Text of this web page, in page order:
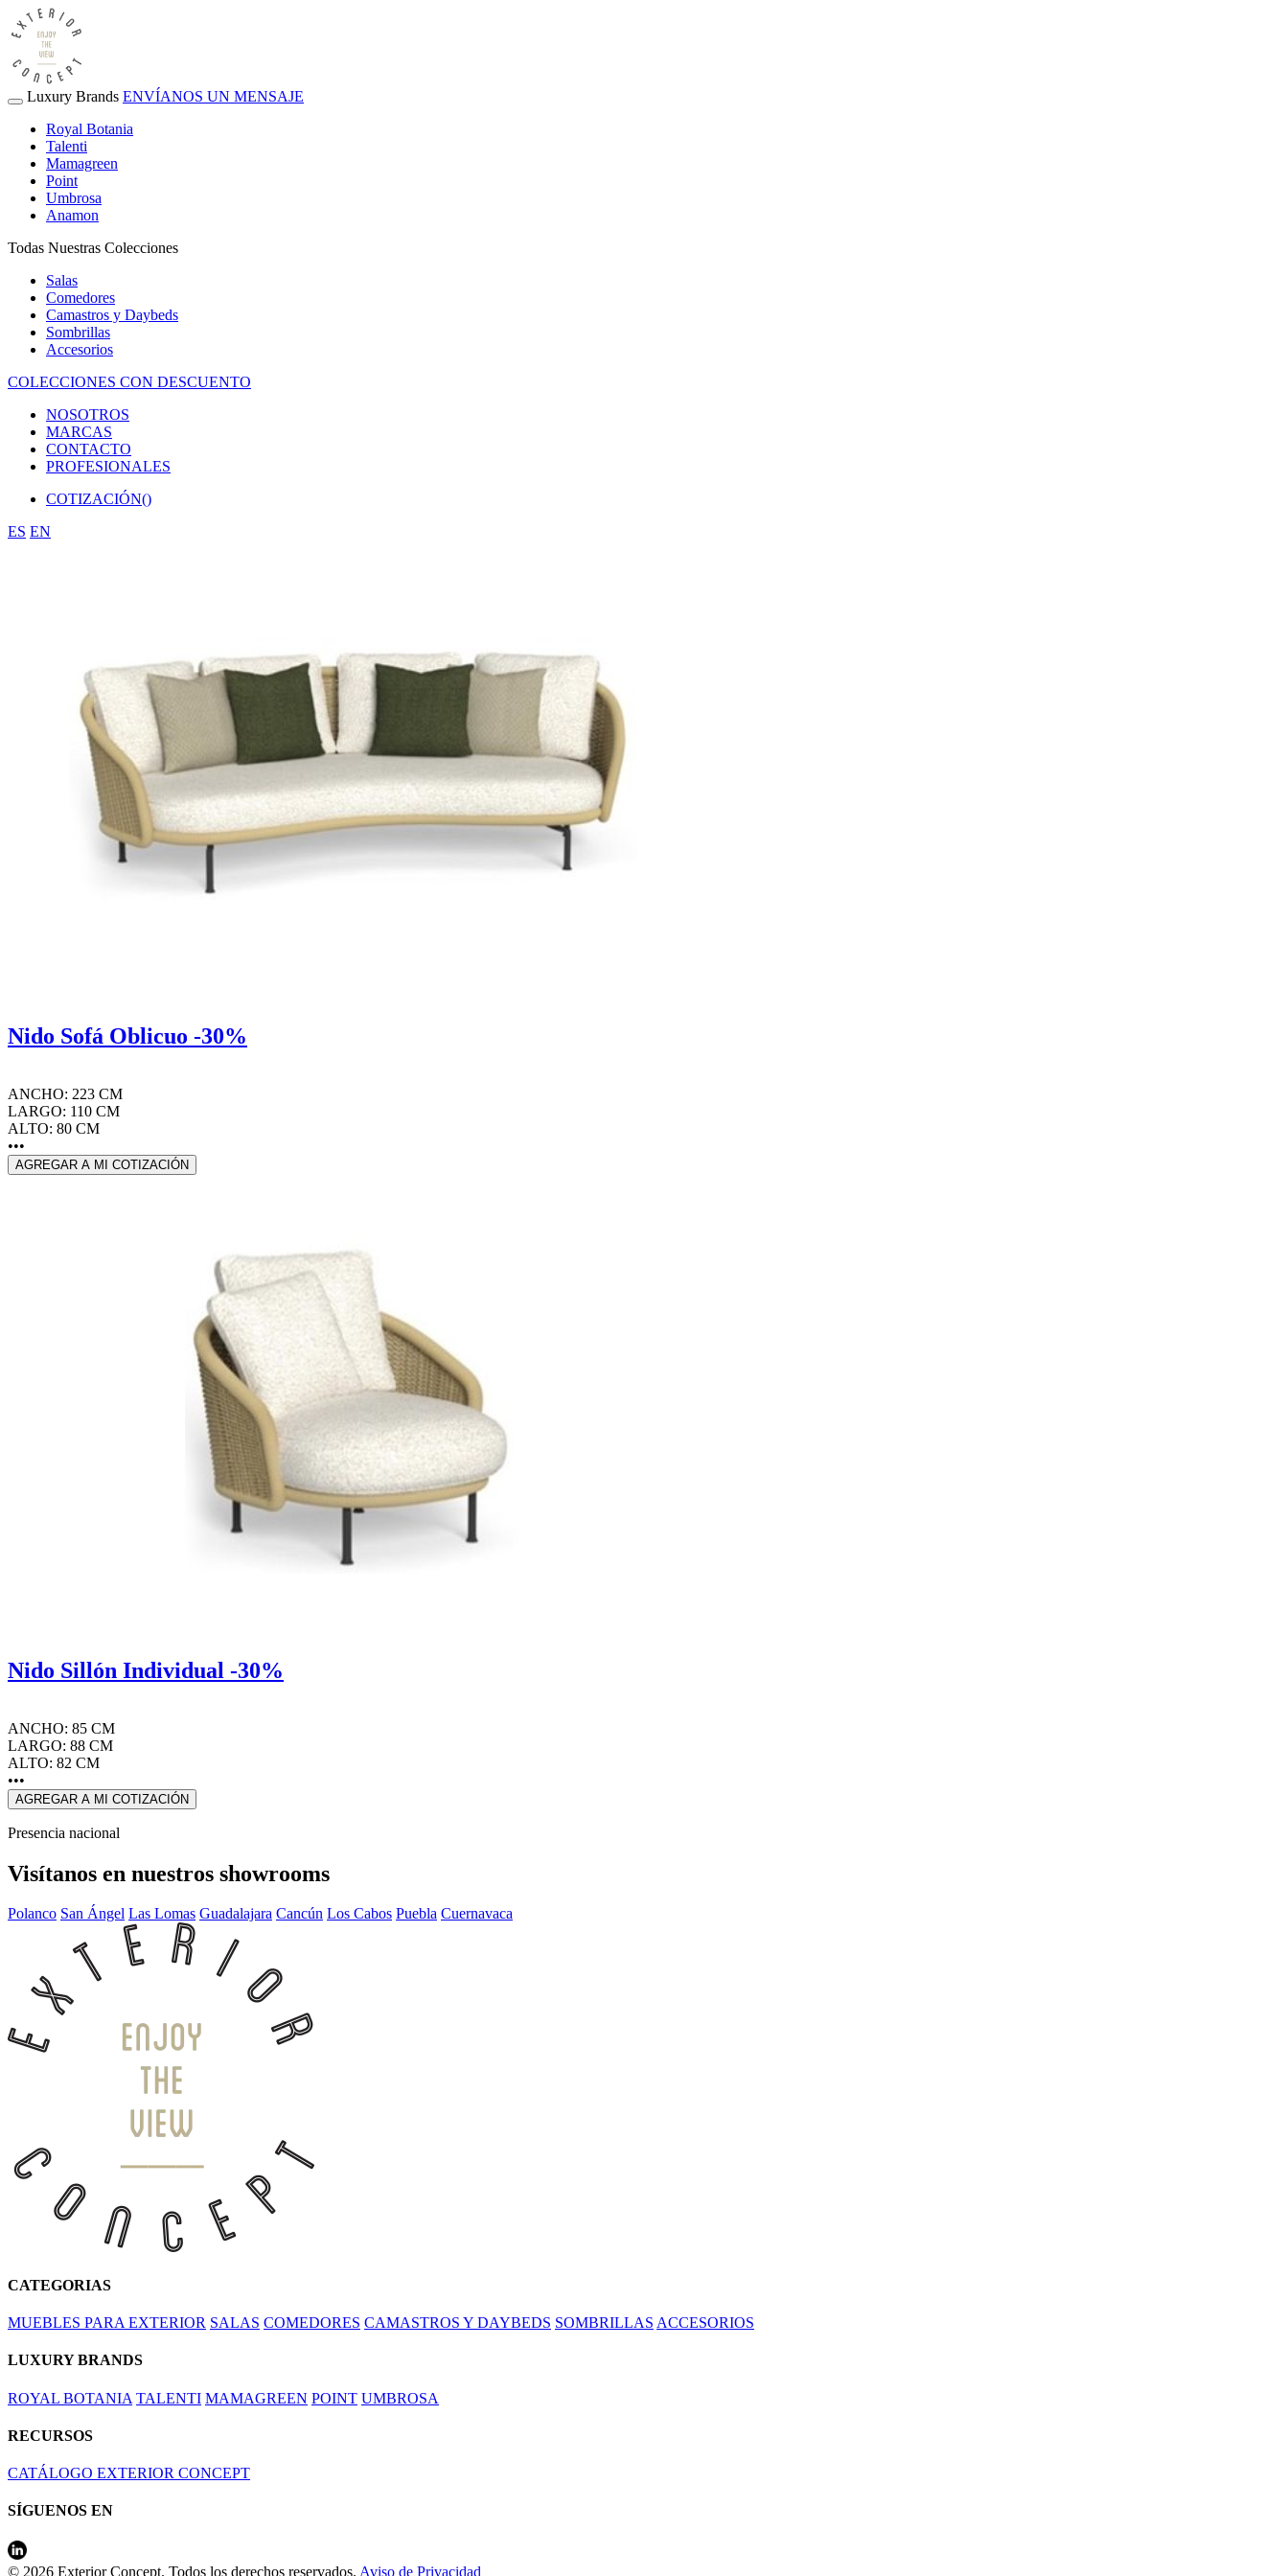
Luxury Brands ENVÍANOS UN MENSAJE
Royal Botania
Talenti
Mamagreen
Point
Umbrosa
Anamon
Todas Nuestras Colecciones
Salas
Comedores
Camastros y Daybeds
Sombrillas
Accesorios
COLECCIONES CON DESCUENTO
NOSOTROS
MARCAS
CONTACTO
PROFESIONALES
COTIZACIÓN()
ES EN
Nido Sofá Oblicuo -30%
ANCHO: 223 CM
LARGO: 110 CM
ALTO: 80 CM
•••
AGREGAR A MI COTIZACIÓN
Nido Sillón Individual -30%
ANCHO: 85 CM
LARGO: 88 CM
ALTO: 82 CM
•••
AGREGAR A MI COTIZACIÓN
Presencia nacional
Visítanos en nuestros showrooms
Polanco San Ángel Las Lomas Guadalajara Cancún Los Cabos Puebla Cuernavaca
CATEGORIAS
MUEBLES PARA EXTERIOR SALAS COMEDORES CAMASTROS Y DAYBEDS SOMBRILLAS ACCESORIOS
LUXURY BRANDS
ROYAL BOTANIA TALENTI MAMAGREEN POINT UMBROSA
RECURSOS
CATÁLOGO EXTERIOR CONCEPT
SÍGUENOS EN
© 2026 Exterior Concept. Todos los derechos reservados. Aviso de Privacidad